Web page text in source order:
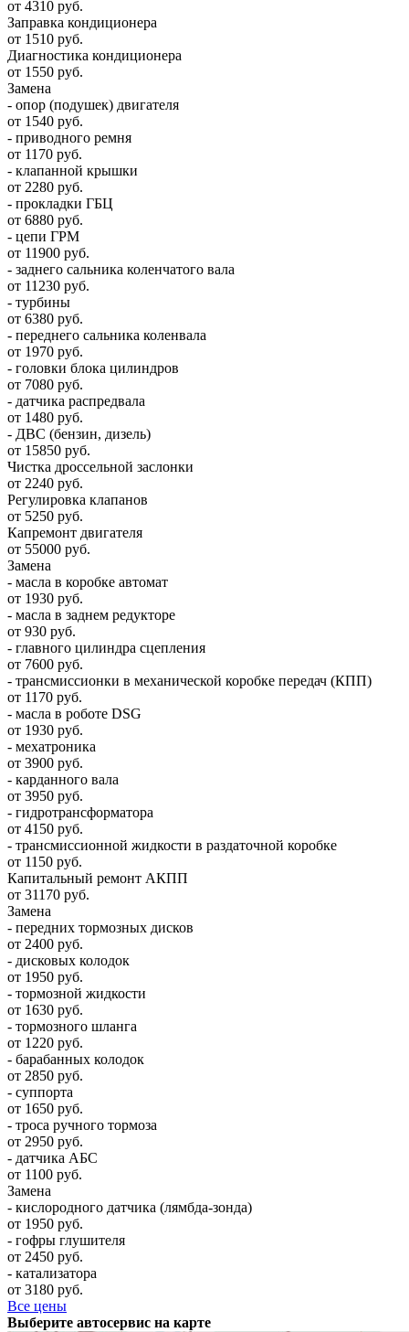
от 4310 руб.
Заправка кондиционера
от 1510 руб.
Диагностика кондиционера
от 1550 руб.
Замена
- опор (подушек) двигателя
от 1540 руб.
- приводного ремня
от 1170 руб.
- клапанной крышки
от 2280 руб.
- прокладки ГБЦ
от 6880 руб.
- цепи ГРМ
от 11900 руб.
- заднего сальника коленчатого вала
от 11230 руб.
- турбины
от 6380 руб.
- переднего сальника коленвала
от 1970 руб.
- головки блока цилиндров
от 7080 руб.
- датчика распредвала
от 1480 руб.
- ДВС (бензин, дизель)
от 15850 руб.
Чистка дроссельной заслонки
от 2240 руб.
Регулировка клапанов
от 5250 руб.
Капремонт двигателя
от 55000 руб.
Замена
- масла в коробке автомат
от 1930 руб.
- масла в заднем редукторе
от 930 руб.
- главного цилиндра сцепления
от 7600 руб.
- трансмиссионки в механической коробке передач (КПП)
от 1170 руб.
- масла в роботе DSG
от 1930 руб.
- мехатроника
от 3900 руб.
- карданного вала
от 3950 руб.
- гидротрансформатора
от 4150 руб.
- трансмиссионной жидкости в раздаточной коробке
от 1150 руб.
Капитальный ремонт АКПП
от 31170 руб.
Замена
- передних тормозных дисков
от 2400 руб.
- дисковых колодок
от 1950 руб.
- тормозной жидкости
от 1630 руб.
- тормозного шланга
от 1220 руб.
- барабанных колодок
от 2850 руб.
- суппорта
от 1650 руб.
- троса ручного тормоза
от 2950 руб.
- датчика АБС
от 1100 руб.
Замена
- кислородного датчика (лямбда-зонда)
от 1950 руб.
- гофры глушителя
от 2450 руб.
- катализатора
от 3180 руб.
Все цены
Выберите автосервис на карте